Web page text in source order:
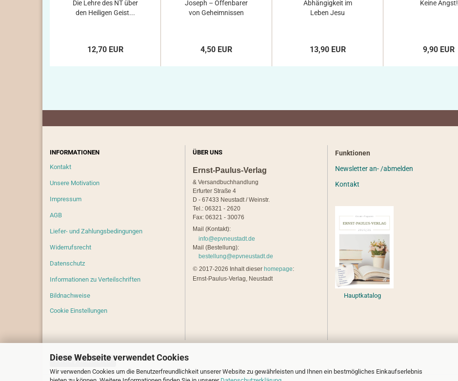
Diese Webseite verwendet Cookies
Wir verwenden Cookies um die Benutzerfreundlichkeit unserer Website zu gewährleisten und Ihnen ein bestmögliches Einkaufserlebnis
Die Lehre des NT über
den Heiligen Geist...
12,70 EUR
Joseph – Offenbarer
von Geheimnissen
4,50 EUR
Abhängigkeit im
Leben Jesu
13,90 EUR
Keine Angst!
9,90 EUR
INFORMATIONEN
Kontakt
Unsere Motivation
Impressum
AGB
Liefer- und Zahlungsbedingungen
Widerrufsrecht
Datenschutz
Informationen zu Verteilschriften
Bildnachweise
Cookie Einstellungen
ÜBER UNS
Ernst-Paulus-Verlag
& Versandbuchhandlung
Erfurter Straße 4
D - 67433 Neustadt / Weinstr.
Tel.: 06321 - 2620
Fax: 06321 - 30076
Mail (Kontakt):
info@epvneustadt.de
Mail (Bestellung):
bestellung@epvneustadt.de
© 2017-2026 Inhalt dieser homepage:
Ernst-Paulus-Verlag, Neustadt
Funktionen
Newsletter an- /abmelden
Kontakt
Hauptkatalog
Vertrag widerrufen